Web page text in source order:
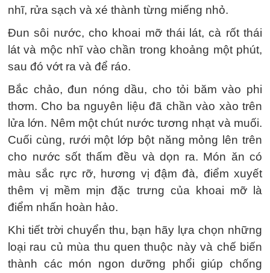
nhĩ, rửa sạch và xé thành từng miếng nhỏ.
Đun sôi nước, cho khoai mỡ thái lát, cà rốt thái
lát và mộc nhĩ vào chần trong khoảng một phút,
sau đó vớt ra và để ráo.
Bắc chảo, đun nóng dầu, cho tỏi băm vào phi
thơm. Cho ba nguyên liệu đã chần vào xào trên
lửa lớn. Nêm một chút nước tương nhạt và muối.
Cuối cùng, rưới một lớp bột năng mỏng lên trên
cho nước sốt thấm đều và dọn ra. Món ăn có
màu sắc rực rỡ, hương vị đậm đà, điểm xuyết
thêm vị mềm mịn đặc trưng của khoai mỡ là
điểm nhấn hoàn hảo.
Khi tiết trời chuyển thu, bạn hãy lựa chọn những
loại rau củ mùa thu quen thuộc này và chế biến
thành các món ngon dưỡng phổi giúp chống